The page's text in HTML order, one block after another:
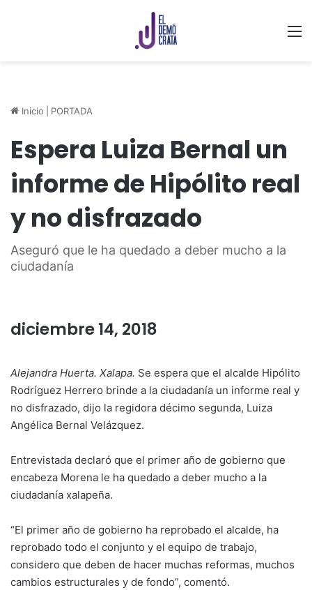
Inicio PORTADA
Espera Luiza Bernal un
informe de Hipólito real
y no disfrazado
Aseguró que le ha quedado a deber mucho a la
ciudadanía
diciembre 14, 2018
Alejandra Huerta. Xalapa. Se espera que el alcalde Hipólito
Rodríguez Herrero brinde a la ciudadanía un informe real y
no disfrazado, dijo la regidora décimo segunda, Luiza
Angélica Bernal Velázquez.
Entrevistada declaró que el primer año de gobierno que
encabeza Morena le ha quedado a deber mucho a la
ciudadanía xalapeña.
“El primer año de gobierno ha reprobado el alcalde, ha
reprobado todo el conjunto y el equipo de trabajo,
considero que deben de hacer muchas reformas, muchos
cambios estructurales y de fondo”, comentó.